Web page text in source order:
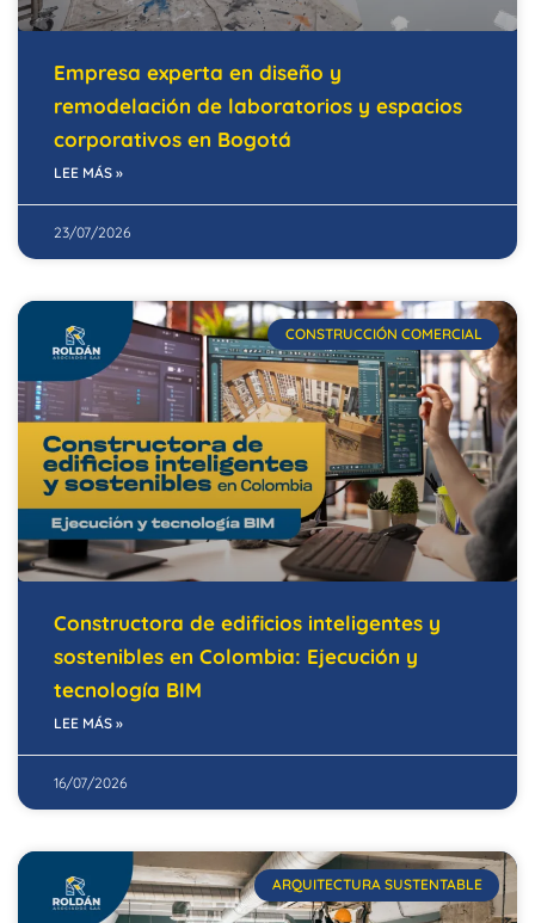
Empresa experta en diseño y
remodelación de laboratorios y espacios
corporativos en Bogotá
LEE MÁS »
23/07/2026
CONSTRUCCIÓN COMERCIAL
Constructora de edificios inteligentes y
sostenibles en Colombia: Ejecución y
tecnología BIM
LEE MÁS »
16/07/2026
ARQUITECTURA SUSTENTABLE